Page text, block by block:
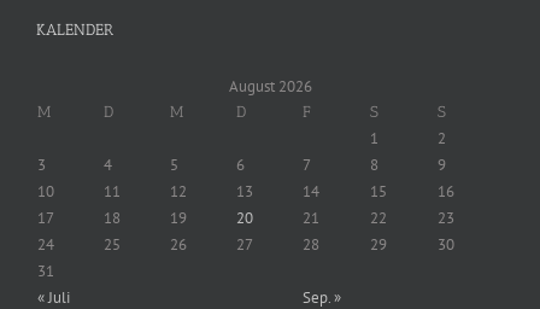
KALENDER
August 2026
M D M D F S S
1
2
3
4 5 6 7 8
9
10
11 12 13 14 15
16
17
18 19 20 21 22
23
24
25 26 27 28 29
30
31
« Juli
Sep. »